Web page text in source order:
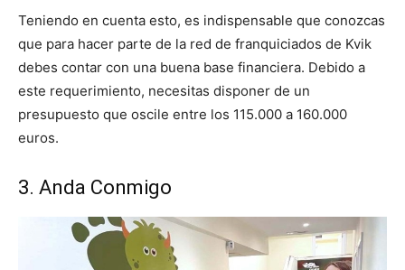
Teniendo en cuenta esto, es indispensable que conozcas
que para hacer parte de la red de franquiciados de Kvik
debes contar con una buena base financiera. Debido a
este requerimiento, necesitas disponer de un
presupuesto que oscile entre los 115.000 a 160.000
euros.
3. Anda Conmigo